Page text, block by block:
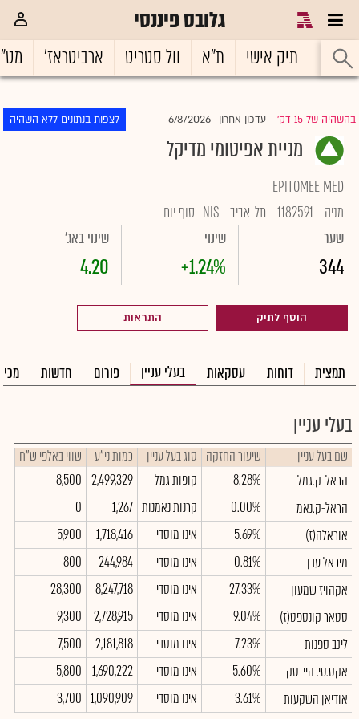
גלובס פיננסי
ראשי תיק אישי ת"א וול סטריט ארביטראז'
בהשהיה של 15 דק' |עדכון אחרון 6/8/2026 לצפות בנתונים ללא השהיה
מניית אפיטומי מדיקל
EPITOMEE MED
מניה 1182591 תל-אביב NIS סוף יום
שער
344
שינוי
+1.24%
שינוי באג'
4.20
הוסף לתיק התראות
תמצית דוחות עסקאות בעלי עניין פורום חדשות
בעלי עניין
שם בעל עניין שיעור החזקה סוג בעל עניין כמות ני"ע
שווי באלפי ש"ח
הראל-ק.גמל
8.28% קופות גמל 2,499,329
8,500
הראל-ק.נאמ
0.00% קרנות נאמנות 1,267
0
אוראלה(ז)
5.69% אינו מוסדי 1,718,416
5,900
מיכאל עדן
0.81% אינו מוסדי 244,984
800
אקהויז שמעון
27.33% אינו מוסדי 8,247,718
28,300
סטאר קונספט(ז)
9.04% אינו מוסדי 2,728,915
9,300
לינב ספנות
7.23% אינו מוסדי 2,181,818
7,500
אקס.טי. היי-טק
5.60% אינו מוסדי 1,690,222
5,800
אודיאן השקעות
3.61% אינו מוסדי 1,090,909
3,700